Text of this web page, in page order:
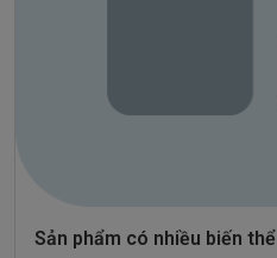
Sản phẩm có nhiều biến thể